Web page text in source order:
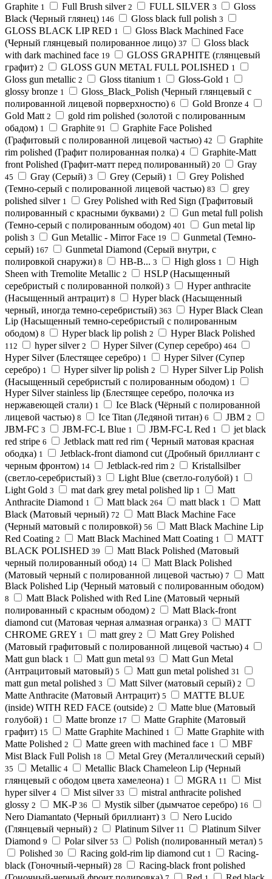
Graphite 1 Full Brush silver 2 FULL SILVER 3
Gloss
Black (Черный глянец) 146 Gloss black full polish 3
GLOSS BLACK LIP RED 1
Gloss Black Machined Face
(Черный глянцевый полированное лицо) 37
Gloss black
with dark machined face 19
GLOSS GRAPHITE (глянцевый
графит) 2 GLOSS GUN METAL FULL POLISHED 1
Gloss gun metallic 2 Gloss titanium 1 Gloss-Gold 1
glossy bronze 1
Gloss_Black_Polish (Черный глянцевый с
полированной лицевой порверхностю) 6 Gold Bronze 4
Gold Matt 2
gold rim polished (золотой с полированным
обадом) 1 Graphite 91
Graphite Face Polished
(Графитовый с полированной лицевой частью) 42
Graphite
rim polished (Графит полированная полка) 4
Graphite-Matt
front Polished (Графит-матт перед полированный) 20 Gray
45 Gray (Серый) 3 Grey (Серый) 1
Grey Polished
(Темно-серый с полированной лицевой частью) 83
grey
polished silver 1
Grey Polished with Red Sign (Графитовый
полированный с красными буквами) 2
Gun metal full polish
(Темно-серый с полированным ободом) 401
Gun metal lip
polish 3 Gun Metallic - Mirror Face 19
Gunmetal (Темно-
серый) 167
Gunmetal Diamond (Серый внутри, с
полировкой снаружи) 8 HB-B... 3 High gloss 1
High
Sheen with Tremolite Metallic 2
HSLP (Насыщенный
серебристый с полированной полкой) 3
Hyper anthracite
(Насыщенный антрацит) 8
Hyper black (Насыщенный
черный, иногда темно-серебристый) 363
Hyper Black Clean
Lip (Насыщенный темно-серебристый с полированным
ободом) 8 Hyper black lip polish 2 Hyper Black Polished
112 hyper silver 2 Hyper Silver (Cупер серебро) 464
Hyper Silver (Блестящее серебро) 1
Hyper Silver (Супер
серебро) 1 Hyper silver lip polish 2
Hyper Silver Lip Polish
(Насыщенный серебристый с полированным ободом) 1
Hyper Silver stainless lip (Блестящее серебро, полочка из
нержавеющей стали) 1
Ice Black (Чёрный с полированной
лицевой частью) 8 Ice Titan (Ледяной титан) 6 JBM 2
JBM-FC 3 JBM-FC-L Blue 1 JBM-FC-L Red 1
jet black
red stripe 6
Jetblack matt red rim ( Черный матовая красная
ободка) 1
Jetblack-front diamond cut (Дробный бриллиант с
черным фронтом) 14 Jetblack-red rim 2
Kristallsilber
(светло-серебристый) 3 Light Blue (светло-голубой) 1
Light Gold 3 mat dark grey metal polished lip 1
Matt
Anthracite Diamond 1 Matt black 264 matt black 1
Matt
Black (Матовый черный) 72
Matt Black Machine Face
(Черный матовый с полировкой) 56
Matt Black Machine Lip
Red Coating 2 Matt Black Machined Matt Coating 1
MATT
BLACK POLISHED 39
Matt Black Polished (Матовый
черный полированный обод) 14
Matt Black Polished
(Матовый черный с полированной лицевой частью) 7
Matt
Black Polished Lip (Черный матовый с полированным ободом)
8
Matt Black Polished with Red Line (Матовый черный
полированный с красным ободом) 2
Matt Black-front
diamond cut (Матовая черная алмазная огранка) 3
MATT
CHROME GREY 1 matt grey 2
Matt Grey Polished
(Матовый графитовый с полированной лицевой частью) 4
Matt gun black 1 Matt gun metal 93
Matt Gun Metal
(Антрацитовый матовый) 5 Matt gun metal polished 31
matt gun metal polished 3 Matt Silver (матовый серый) 2
Matte Anthracite (Матовый Антрацит) 5
MATTE BLUE
(inside) WITH RED FACE (outside) 2
Matte blue (Матовый
голубой) 1 Matte bronze 17
Matte Graphite (Матовый
графит) 15 Matte Graphite Machined 1
Matte Graphite with
Matte Polished 2 Matte green with machined face 1
MBF
Mist Black Full Polish 18 Metal Grey (Металлический серый)
35 Metallic 4
Metallic Black Chameleon Lip (Черный
глянцевый с ободом цвета хамелеона) 1 MGRA 11
Mist
hyper silver 4 Mist silver 33
mistral anthracite polished
glossy 2 MK-P 36 Mystik silber (дымчатое серебро) 16
Nero Diamantato (Черный бриллиант) 3
Nero Lucido
(Глянцевый черный) 2 Platinum Silver 11
Platinum Silver
Diamond 9 Polar silver 53 Polish (полированный метал) 5
Polished 30 Racing gold-rim lip diamond cut 1
Racing-
black (Гоночный-черный) 28
Racing-black front polished